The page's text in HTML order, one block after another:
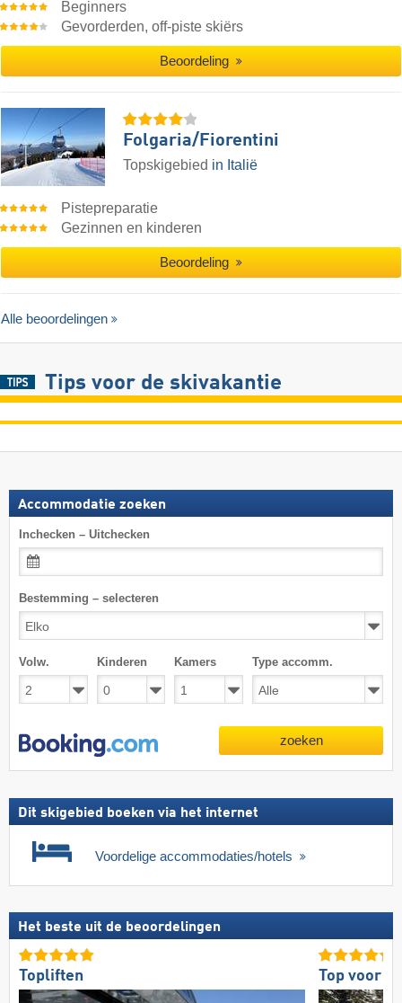
Beginners
Gevorderden, off-piste skiërs
Beoordeling
Folgaria/​Fiorentini
Topskigebied in Italië
Pistepreparatie
Gezinnen en kinderen
Beoordeling
Alle beoordelingen
Tips voor de skivakantie
Accommodatie zoeken
Inchecken – Uitchecken
Bestemming – selecteren
Volw. Kinderen Kamers Type accomm.
zoeken
Dit skigebied boeken via het internet
Voordelige accommodaties/hotels
Het beste uit de beoordelingen
Topliften Top voor